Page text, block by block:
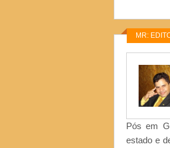
MR:
Pós em
estado e